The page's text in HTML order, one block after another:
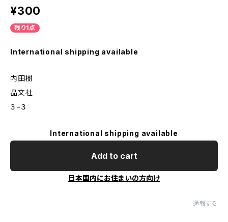
¥300
残り1点
International shipping available
内田樹
晶文社
３−３
International shipping available
Add to cart
日本国内にお住まいの方向け
通報する